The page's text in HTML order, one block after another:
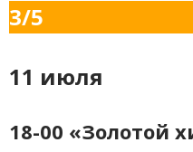
3/5
11 июля
18-00 «Золотой